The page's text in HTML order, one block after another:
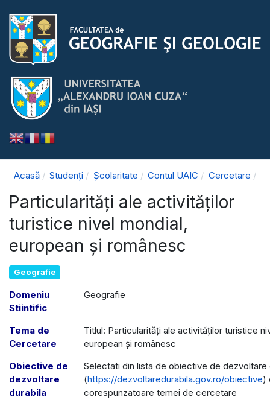
Acasă Studenți Școlaritate Contul UAIC Cercetare
Particularităţi ale activităților
turistice nivel mondial,
european şi românesc
Geografie
Domeniu
Stiintific
Geografie
Tema de
Cercetare
Titlul: Particularităţi ale activităților turistice
european şi românesc
Obiective de
dezvoltare
durabila
Selectati din lista de obiective de dezvoltare
(https://dezvoltaredurabila.gov.ro/obiective)
corespunzatoare temei de cercetare